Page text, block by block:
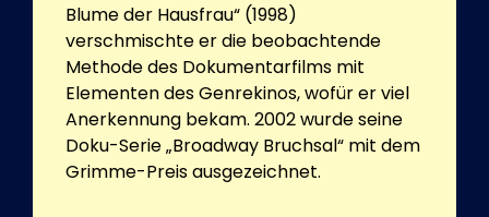
Blume der Hausfrau“ (1998)
verschmischte er die beobachtende
Methode des Dokumentarfilms mit
Elementen des Genrekinos, wofür er viel
Anerkennung bekam. 2002 wurde seine
Doku-Serie „Broadway Bruchsal“ mit dem
Grimme-Preis ausgezeichnet.